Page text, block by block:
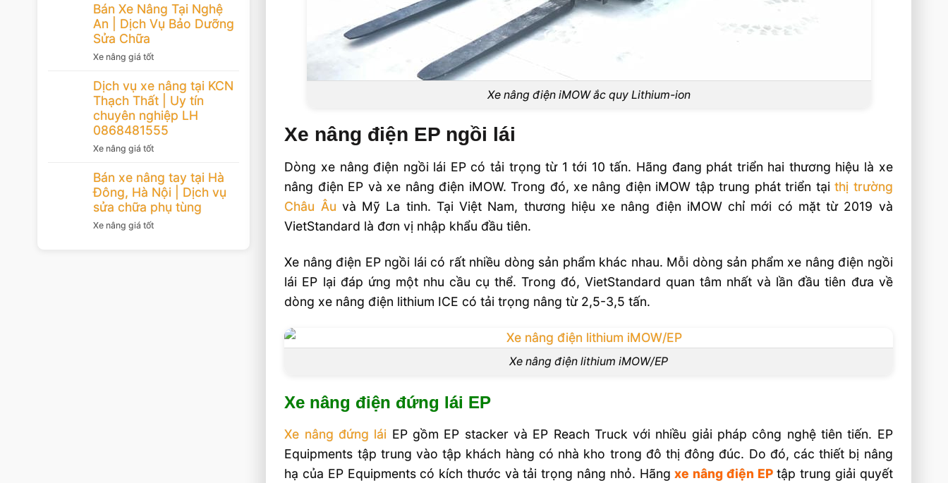
Bán Xe Nâng Tại Nghệ
An | Dịch Vụ Bảo Dưỡng
Sửa Chữa
Xe nâng giá tốt
Dịch vụ xe nâng tại KCN
Thạch Thất | Uy tín
chuyên nghiệp LH
0868481555
Xe nâng giá tốt
Bán xe nâng tay tại Hà
Đông, Hà Nội | Dịch vụ
sửa chữa phụ tùng
Xe nâng giá tốt
Xe nâng điện iMOW ắc quy Lithium-ion
Xe nâng điện EP ngồi lái
Dòng xe nâng điện ngồi lái EP có tải trọng từ 1 tới 10 tấn. Hãng đang phát triển hai thương hiệu là xe
nâng điện EP và xe nâng điện iMOW. Trong đó, xe nâng điện iMOW tập trung phát triển tạithị trường
Châu Âu và Mỹ La tinh. Tại Việt Nam, thương hiệu xe nâng điện iMOW chỉ mới có mặt từ 2019 và
VietStandard là đơn vị nhập khẩu đầu tiên.
Xe nâng điện EP ngồi lái có rất nhiều dòng sản phẩm khác nhau. Mỗi dòng sản phẩm xe nâng điện ngồi
lái EP lại đáp ứng một nhu cầu cụ thể. Trong đó, VietStandard quan tâm nhất và lần đầu tiên đưa về
dòng xe nâng điện lithium ICE có tải trọng nâng từ 2,5-3,5 tấn.
Xe nâng điện lithium iMOW/EP
Xe nâng điện đứng lái EP
Xe nâng đứng lái EP gồm EP stacker và EP Reach Truck với nhiều giải pháp công nghệ tiên tiến. EP
Equipments tập trung vào tập khách hàng có nhà kho trong đô thị đông đúc. Do đó, các thiết bị nâng
hạ của EP Equipments có kích thước và tải trọng nâng nhỏ. Hãngxe nâng điện EPtập trung giải quyết